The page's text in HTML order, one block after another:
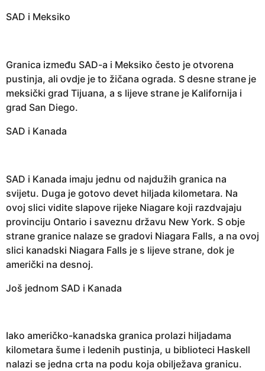
SAD i Meksiko
Granica između SAD-a i Meksiko često je otvorena
pustinja, ali ovdje je to žičana ograda. S desne strane je
meksički grad Tijuana, a s lijeve strane je Kalifornija i
grad San Diego.
SAD i Kanada
SAD i Kanada imaju jednu od najdužih granica na
svijetu. Duga je gotovo devet hiljada kilometara. Na
ovoj slici vidite slapove rijeke Niagare koji razdvajaju
provinciju Ontario i saveznu državu New York. S obje
strane granice nalaze se gradovi Niagara Falls, a na ovoj
slici kanadski Niagara Falls je s lijeve strane, dok je
američki na desnoj.
Još jednom SAD i Kanada
Iako američko-kanadska granica prolazi hiljadama
kilometara šume i ledenih pustinja, u biblioteci Haskell
nalazi se jedna crta na podu koja obilježava granicu.